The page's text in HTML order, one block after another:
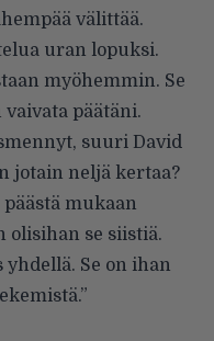
välittää.
uran lopuksi.
myöhemmin. Se
päätäni.
suuri David
jotain neljä kertaa?
mukaan
se siistiä.
yhdellä. Se on ihan